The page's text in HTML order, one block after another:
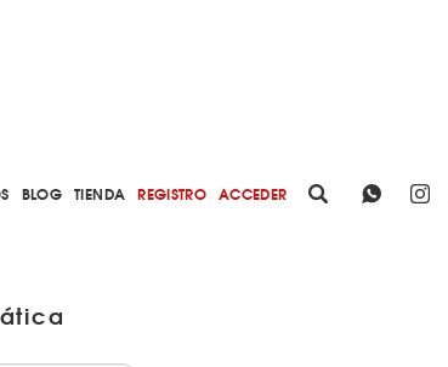
BLOG TIENDA REGISTRO ACCEDER